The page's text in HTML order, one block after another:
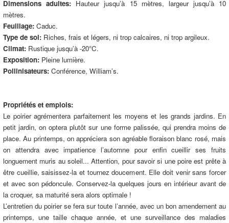
Dimensions adultes: Hauteur jusqu’à 15 mètres, largeur jusqu’à 10
mètres.
Feuillage: Caduc.
Type de sol: Riches, frais et légers, ni trop calcaires, ni trop argileux.
Climat: Rustique jusqu’à -20°C.
Exposition: Pleine lumière.
Pollinisateurs: Conférence, William’s.
Propriétés et emplois:
Le poirier agrémentera parfaitement les moyens et les grands jardins. En
petit jardin, on optera plutôt sur une forme palissée, qui prendra moins de
place. Au printemps, on appréciera son agréable floraison blanc rosé, mais
on attendra avec impatience l’automne pour enfin cueillir ses fruits
longuement muris au soleil... Attention, pour savoir si une poire est prête à
être cueillie, saisissez-la et tournez doucement. Elle doit venir sans forcer
et avec son pédoncule. Conservez-la quelques jours en intérieur avant de
la croquer, sa maturité sera alors optimale !
L’entretien du poirier se fera sur toute l’année, avec un bon amendement au
printemps, une taille chaque année, et une surveillance des maladies